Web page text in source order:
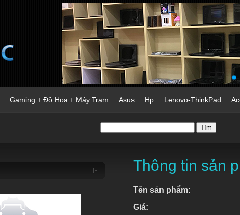
Gaming + Đồ Họa + Máy Trạm Asus Hp Lenovo-ThinkPad
Thông tin sản
Tên sản phẩm:
Giá: